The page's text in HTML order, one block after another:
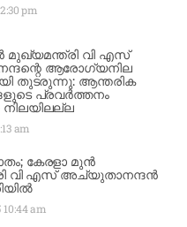
2:30 pm
മുഖ്യമന്ത്രി വി എസ്
ആരോഗ്യനില
തുടരുന്നു: ആന്തരിക
പ്രവർത്തനം
am
കേരളാ മുൻ
വി എസ് അച്യുതാനന്ദൻ
10:44 am